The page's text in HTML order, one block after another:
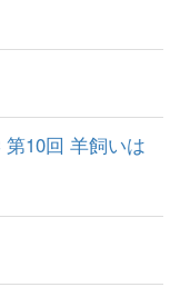
10回 羊飼いは